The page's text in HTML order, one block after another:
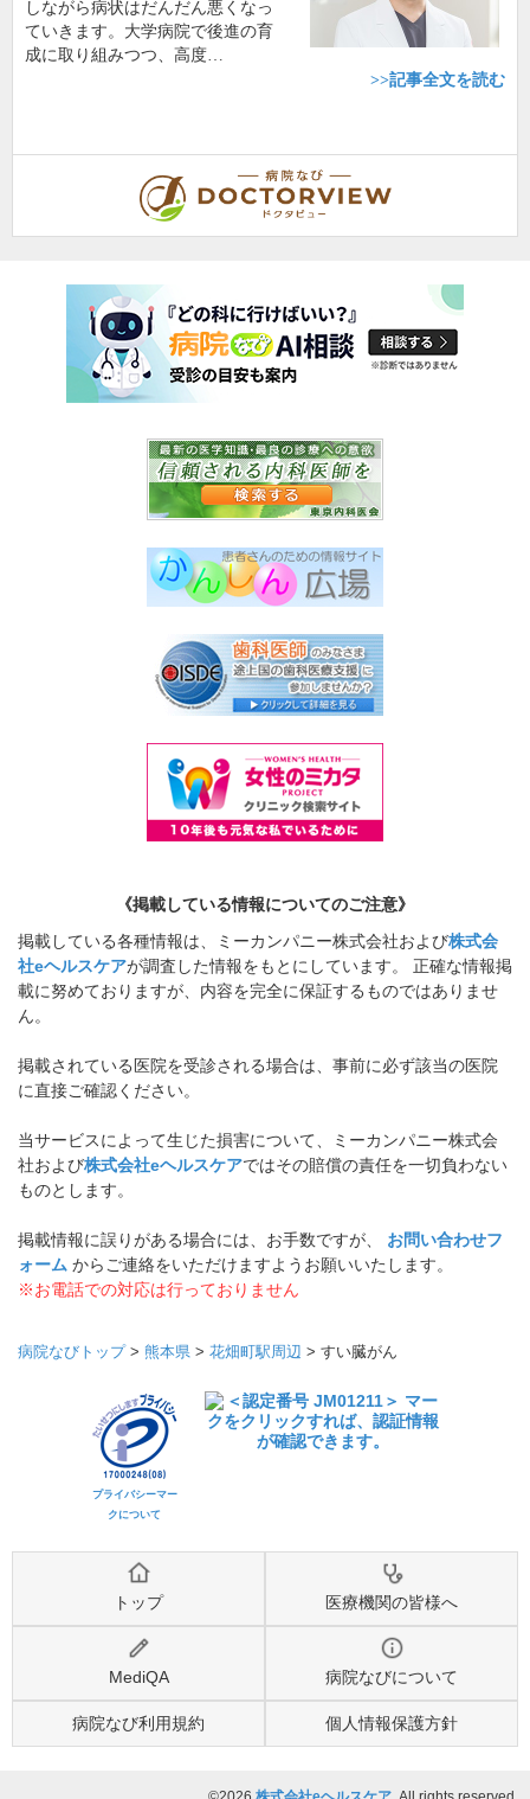
しながら病状はだんだん悪くなっ
ていきます。大学病院で後進の育
成に取り組みつつ、高度…
>>記事全文を読む
《掲載している情報についてのご注意》
掲載している各種情報は、ミーカンパニー株式会社および株式会
社eヘルスケアが調査した情報をもとにしています。 正確な情報掲
載に努めておりますが、内容を完全に保証するものではありませ
ん。
掲載されている医院を受診される場合は、事前に必ず該当の医院
に直接ご確認ください。
当サービスによって生じた損害について、ミーカンパニー株式会
社および株式会社eヘルスケアではその賠償の責任を一切負わない
ものとします。
掲載情報に誤りがある場合には、お手数ですが、 お問い合わせフ
ォーム からご連絡をいただけますようお願いいたします。
※お電話での対応は行っておりません
病院なびトップ> 熊本県 > 花畑町駅周辺 > すい臓がん
プライバシーマー
クについて
トップ 医療機関の皆様へ
MediQA 病院なびについて
病院なび利用規約 個人情報保護方針